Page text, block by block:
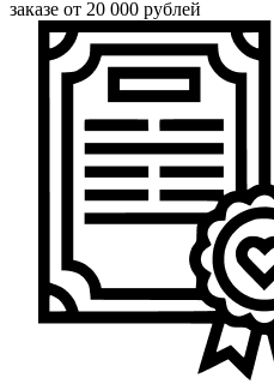
заказе от 20 000 рублей